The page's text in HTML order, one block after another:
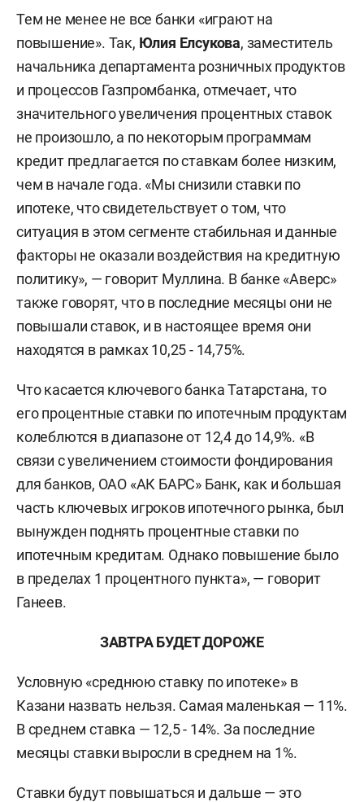
Тем не менее не все банки «играют на
повышение». Так, Юлия Елсукова, заместитель
начальника департамента розничных продуктов
и процессов Газпромбанка, отмечает, что
значительного увеличения процентных ставок
не произошло, а по некоторым программам
кредит предлагается по ставкам более низким,
чем в начале года. «Мы снизили ставки по
ипотеке, что свидетельствует о том, что
ситуация в этом сегменте стабильная и данные
факторы не оказали воздействия на кредитную
политику», — говорит Муллина. В банке «Аверс»
также говорят, что в последние месяцы они не
повышали ставок, и в настоящее время они
находятся в рамках 10,25 - 14,75%.
Что касается ключевого банка Татарстана, то
его процентные ставки по ипотечным продуктам
колеблются в диапазоне от 12,4 до 14,9%. «В
связи с увеличением стоимости фондирования
для банков, ОАО «АК БАРС» Банк, как и большая
часть ключевых игроков ипотечного рынка, был
вынужден поднять процентные ставки по
ипотечным кредитам. Однако повышение было
в пределах 1 процентного пункта», — говорит
Ганеев.
ЗАВТРА БУДЕТ ДОРОЖЕ
Условную «среднюю ставку по ипотеке» в
Казани назвать нельзя. Самая маленькая — 11%.
В среднем ставка — 12,5 - 14%. За последние
месяцы ставки выросли в среднем на 1%.
Ставки будут повышаться и дальше — это